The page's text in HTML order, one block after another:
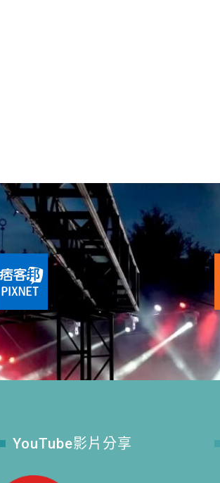
YouTube影片分享